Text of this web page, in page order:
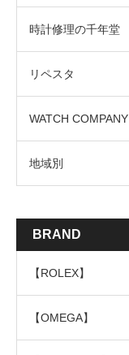
時計修理の千年堂
リペスタ
WATCH COMPANY
地域別
BRAND
【ROLEX】
【OMEGA】